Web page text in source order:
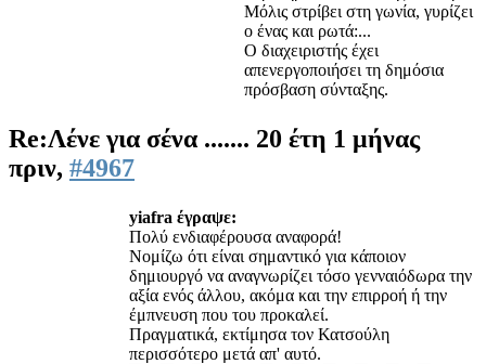
Μόλις στρίβει στη γωνία, γυρίζει
ο ένας και ρωτά:...
Ο διαχειριστής έχει
απενεργοποιήσει τη δημόσια
πρόσβαση σύνταξης.
Re:Λένε για σένα ....... 20 έτη 1 μήνας
πριν, #4967
yiafra έγραψε:
Πολύ ενδιαφέρουσα αναφορά!
Νομίζω ότι είναι σημαντικό για κάποιον
δημιουργό να αναγνωρίζει τόσο γενναιόδωρα την
αξία ενός άλλου, ακόμα και την επιρροή ή την
έμπνευση που του προκαλεί.
Πραγματικά, εκτίμησα τον Κατσούλη
περισσότερο μετά απ' αυτό.